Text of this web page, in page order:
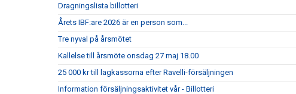
Dragningslista billotteri
Årets IBF:are 2026 är en person som...
Tre nyval på årsmötet
Kallelse till årsmöte onsdag 27 maj 18.00
25 000 kr till lagkassorna efter Ravelli-försäljningen
Information försäljningsaktivitet vår - Billotteri